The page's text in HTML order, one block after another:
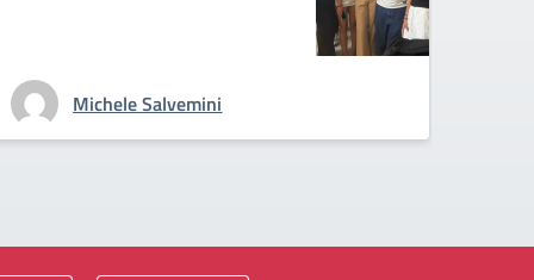
Michele Salvemini